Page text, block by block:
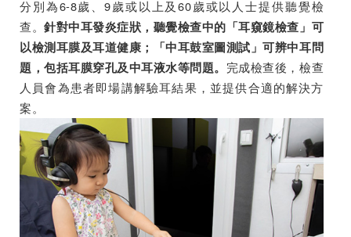
分別為6-8歲、9歲或以上及60歲或以人士提供聽覺檢
查。針對中耳發炎症狀，聽覺檢查中的「耳窺鏡檢查」可
以檢測耳膜及耳道健康；「中耳鼓室圖測試」可辨中耳問
題，包括耳膜穿孔及中耳液水等問題。 完成檢查後，檢查
人員會為患者即場講解驗耳結果，並提供合適的解決方
案。